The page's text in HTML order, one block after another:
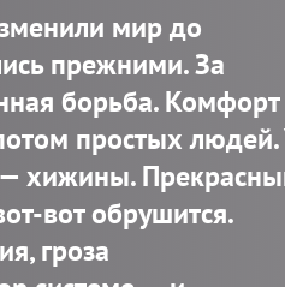
мир до
прежними. За
борьба. Комфорт
простых людей.
​хижины.
вот обрушится.
гроза